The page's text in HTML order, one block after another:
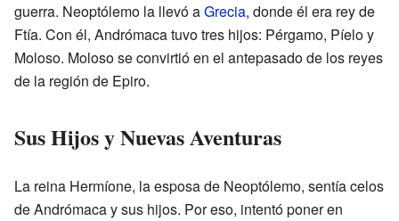
guerra. Neoptólemo la llevó aGrecia, donde él era rey de
Ftía. Con él, Andrómaca tuvo tres hijos: Pérgamo, Píelo y
Moloso. Moloso se convirtió en el antepasado de los reyes
de la región de Epiro.
Sus Hijos y Nuevas Aventuras
La reina Hermíone, la esposa de Neoptólemo, sentía celos
de Andrómaca y sus hijos. Por eso, intentó poner en